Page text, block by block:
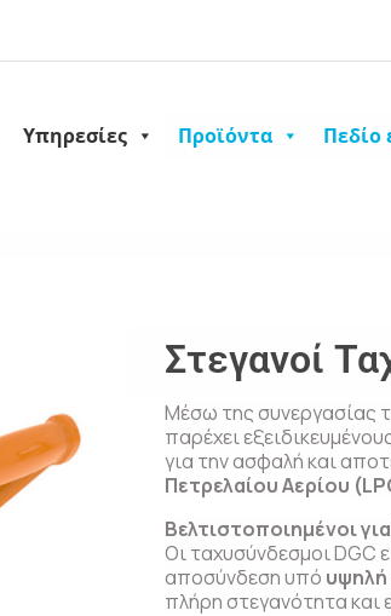
Υπηρεσίες Προϊόντα Πεδίο
Στεγανοί
Μέσω της συνεργασίας
παρέχει
για την ασφαλή και
Πετρελαίου Αερίου
Βελτιστοποιημένοι
Οι ταχυσύνδεσμοι DGC
αποσύνδεση υπό υψηλή
πλήρη στεγανότητα και